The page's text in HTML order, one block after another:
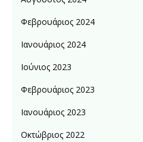
Φεβρουάριος 2024
Ιανουάριος 2024
Ιούνιος 2023
Φεβρουάριος 2023
Ιανουάριος 2023
Οκτώβριος 2022